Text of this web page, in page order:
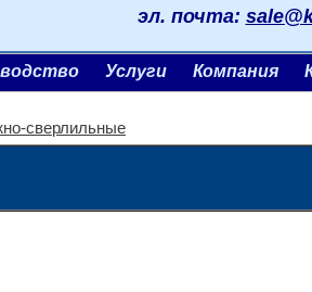
эл. почта:
Услуги Компания
сверлильные